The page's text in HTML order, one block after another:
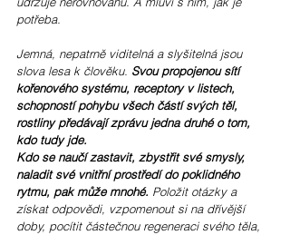
potřeba.
Jemná, nepatrně viditelná a slyšitelná jsou
slova lesa k člověku. Svou propojenou sítí
kořenového systému, receptory v listech,
schopností pohybu všech částí svých těl,
rostliny předávají zprávu jedna druhé o tom,
kdo tudy jde.
Kdo se naučí zastavit, zbystřit své smysly,
naladit své vnitřní prostředí do poklidného
rytmu, pak může mnohé. Položit otázky a
získat odpovědi, vzpomenout si na dřívější
doby, pocítit částečnou regeneraci svého těla,